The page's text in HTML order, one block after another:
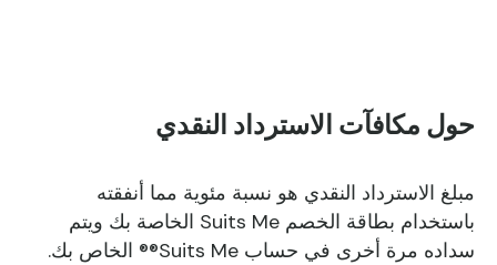
حول مكافآت الاسترداد النقدي
مبلغ الاسترداد النقدي هو نسبة مئوية مما أنفقته
باستخدام بطاقة الخصم Suits Me الخاصة بك ويتم
سداده مرة أخرى في حساب Suits Me®® الخاص بك.